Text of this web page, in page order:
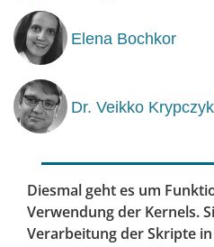
Elena Bochkor
Dr. Veikko Krypczyk
Diesmal geht es um
Verwendung der Kernels.
Verarbeitung der Skripte